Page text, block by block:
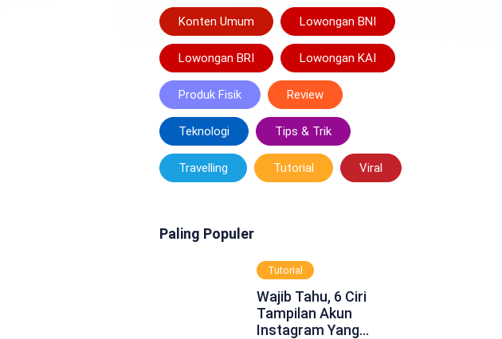
Konten Umum Lowongan BNI
Lowongan BRI Lowongan KAI
Produk Fisik Review
Teknologi Tips & Trik
Travelling Tutorial Viral
Paling Populer
Tutorial
Wajib Tahu, 6 Ciri
Tampilan Akun
Instagram Yang